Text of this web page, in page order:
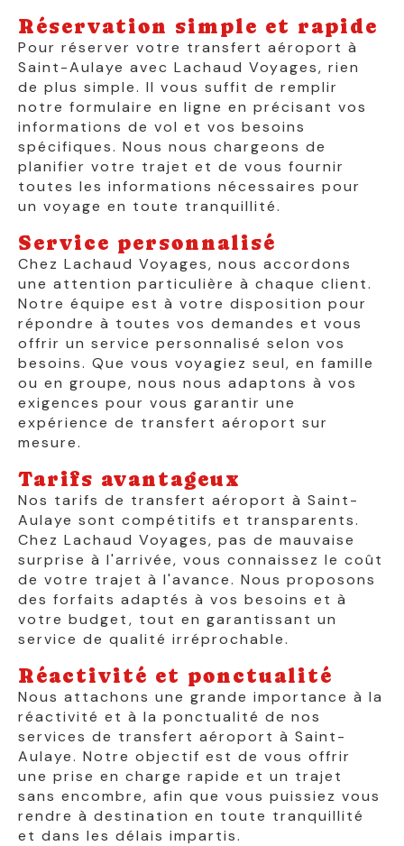
Réservation simple et rapide
Pour réserver votre transfert aéroport à
Saint-Aulaye avec Lachaud Voyages, rien
de plus simple. Il vous suffit de remplir
notre formulaire en ligne en précisant vos
informations de vol et vos besoins
spécifiques. Nous nous chargeons de
planifier votre trajet et de vous fournir
toutes les informations nécessaires pour
un voyage en toute tranquillité.
Service personnalisé
Chez Lachaud Voyages, nous accordons
une attention particulière à chaque client.
Notre équipe est à votre disposition pour
répondre à toutes vos demandes et vous
offrir un service personnalisé selon vos
besoins. Que vous voyagiez seul, en famille
ou en groupe, nous nous adaptons à vos
exigences pour vous garantir une
expérience de transfert aéroport sur
mesure.
Tarifs avantageux
Nos tarifs de transfert aéroport à Saint-
Aulaye sont compétitifs et transparents.
Chez Lachaud Voyages, pas de mauvaise
surprise à l'arrivée, vous connaissez le coût
de votre trajet à l'avance. Nous proposons
des forfaits adaptés à vos besoins et à
votre budget, tout en garantissant un
service de qualité irréprochable.
Réactivité et ponctualité
Nous attachons une grande importance à la
réactivité et à la ponctualité de nos
services de transfert aéroport à Saint-
Aulaye. Notre objectif est de vous offrir
une prise en charge rapide et un trajet
sans encombre, afin que vous puissiez vous
rendre à destination en toute tranquillité
et dans les délais impartis.